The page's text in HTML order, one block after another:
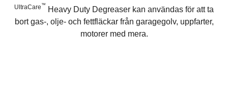
UltraCare ™
Heavy Duty Degreaser kan användas för att ta
bort gas-, olje- och fettfläckar från garagegolv, uppfarter,
motorer med mera.